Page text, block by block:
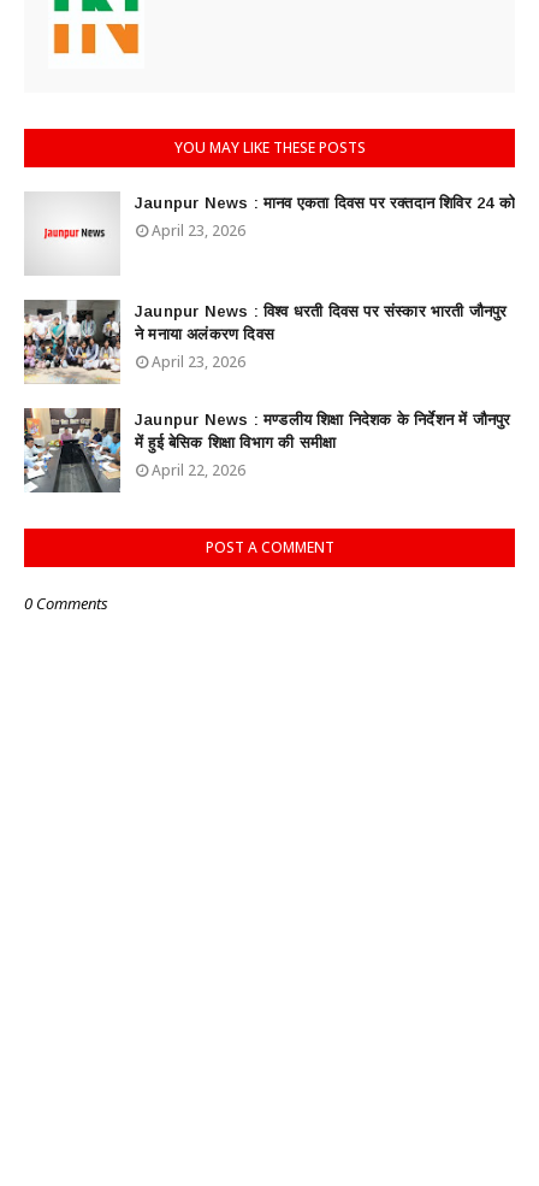
YOU MAY LIKE THESE POSTS
Jaunpur News : ​मानव एकता दिवस पर रक्तदान शिविर 24 को
April 23, 2026
Jaunpur News : विश्व धरती दिवस पर संस्कार भारती जौनपुर
ने मनाया अलंकरण दिवस
April 23, 2026
Jaunpur News : ​मण्डलीय शिक्षा निदेशक के निर्देशन में जौनपुर
में हुई बेसिक शिक्षा विभाग की समीक्षा
April 22, 2026
POST A COMMENT
0 Comments